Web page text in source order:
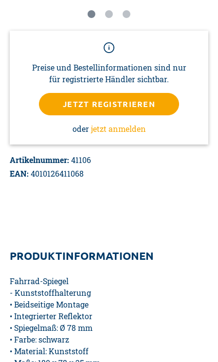
Preise und Bestellinformationen sind nur
für registrierte Händler sichtbar.
JETZT REGISTRIEREN
oderjetzt anmelden
Artikelnummer: 41106
EAN: 4010126411068
PRODUKTINFORMATIONEN
Fahrrad-Spiegel
- Kunststoffhalterung
• Beidseitige Montage
• Integrierter Reflektor
• Spiegelmaß: Ø 78 mm
• Farbe: schwarz
• Material: Kunststoff